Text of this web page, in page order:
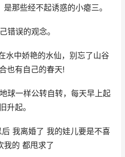
那些经不起诱惑的小瘪三。
错误的观念。
水中娇艳的水仙，别忘了山谷
也有自己的春天!
球一样公转自转，每天早上起
升起。
我离婚了 我的娃儿要是不喜
我的 都甩求了